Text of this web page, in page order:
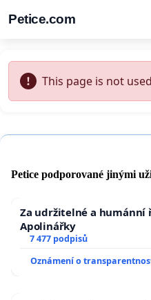
Petice.com
This page is not
Petice podporované jinými
Za udržitelné a humánní
Apolinářky
7 477 podpisů
Oznámení o